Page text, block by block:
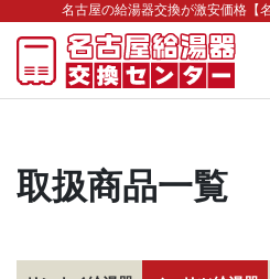
名古屋の給湯器交換が激安価格【
取扱商品一覧